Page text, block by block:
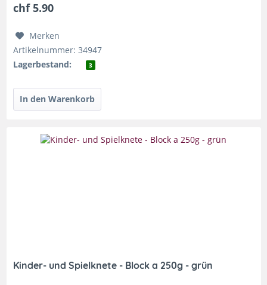
chf 5.90
Merken
Artikelnummer: 34947
Lagerbestand:
3
Kinder- und Spielknete - Block a 250g - grün